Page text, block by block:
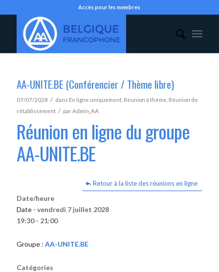
Accès pour les membres
AA-UNITE.BE (Conférencier / Thème libre)
07/07/2028 / dans En ligne uniquement, Réunion à thème Réunion de
rétablissement / parAdmin_AA
Réunion en ligne du groupe
AA-UNITE.BE
Retour à la liste des réunions en ligne
Date/heure
Date - vendredi 7 juillet 2028
19:30 - 21:00
Groupe : AA-UNITE.BE
Catégories